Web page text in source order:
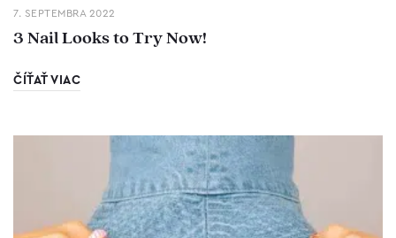
7. SEPTEMBRA 2022
3 Nail Looks to Try Now!
ČÍŤAŤ VIAC